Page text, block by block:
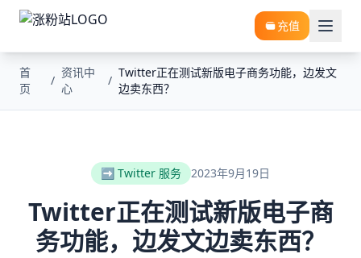
充值
首
页
/
资讯中
心
/
Twitter正在测试新版电子商务功能，边发文
边卖东西？
➡️ Twitter 服务 2023年9月19日
Twitter正在测试新版电子商
务功能，边发文边卖东西？